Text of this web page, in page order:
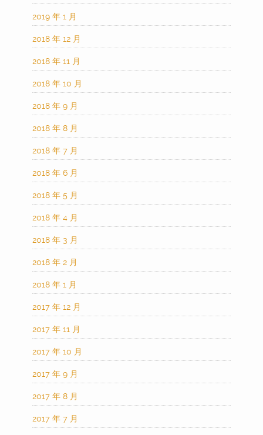
2019 年 1 月
2018 年 12 月
2018 年 11 月
2018 年 10 月
2018 年 9 月
2018 年 8 月
2018 年 7 月
2018 年 6 月
2018 年 5 月
2018 年 4 月
2018 年 3 月
2018 年 2 月
2018 年 1 月
2017 年 12 月
2017 年 11 月
2017 年 10 月
2017 年 9 月
2017 年 8 月
2017 年 7 月